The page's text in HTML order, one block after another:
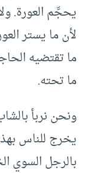
يحجِّم العورة.
لأن ما يستر
ما تقتضيه
ما تحته.
ونحن نربأ
يخرج للناس
بالرجل السوي